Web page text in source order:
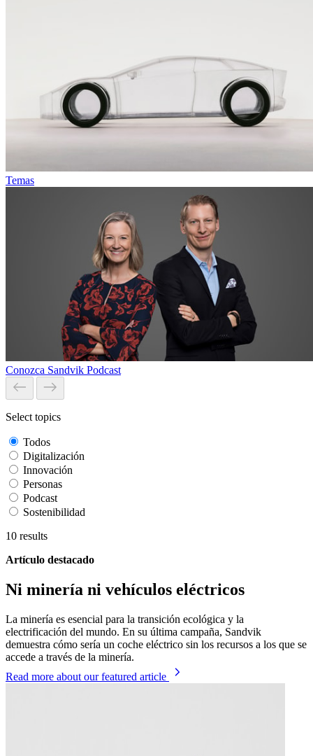
Temas
Conozca Sandvik Podcast
Select topics
Todos
Digitalización
Innovación
Personas
Podcast
Sostenibilidad
10 results
Artículo destacado
Ni minería ni vehículos eléctricos
La minería es esencial para la transición ecológica y la
electrificación del mundo. En su última campaña, Sandvik
demuestra cómo sería un coche eléctrico sin los recursos a los que se
accede a través de la minería.
Read more about our featured article